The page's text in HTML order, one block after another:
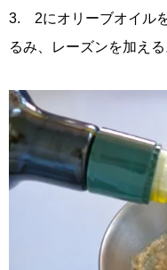
3. 2にオリーブオイル
るみ、レーズンを加える